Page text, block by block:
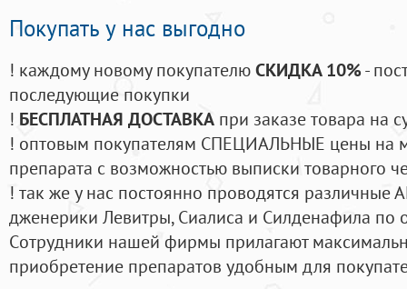
Покупать у нас выгодно
! каждому новому покупателюСКИДКА 10%-
последующие покупки
! БЕСПЛАТНАЯ ДОСТАВКА при заказе товара на
! оптовым покупателям СПЕЦИАЛЬНЫЕ цены на
препарата с возможностью выписки товарного
! так же у нас постоянно проводятся
дженерики Левитры, Сиалиса и Силденафила по
Cотрудники нашей фирмы прилагают
приобретение препаратов удобным для